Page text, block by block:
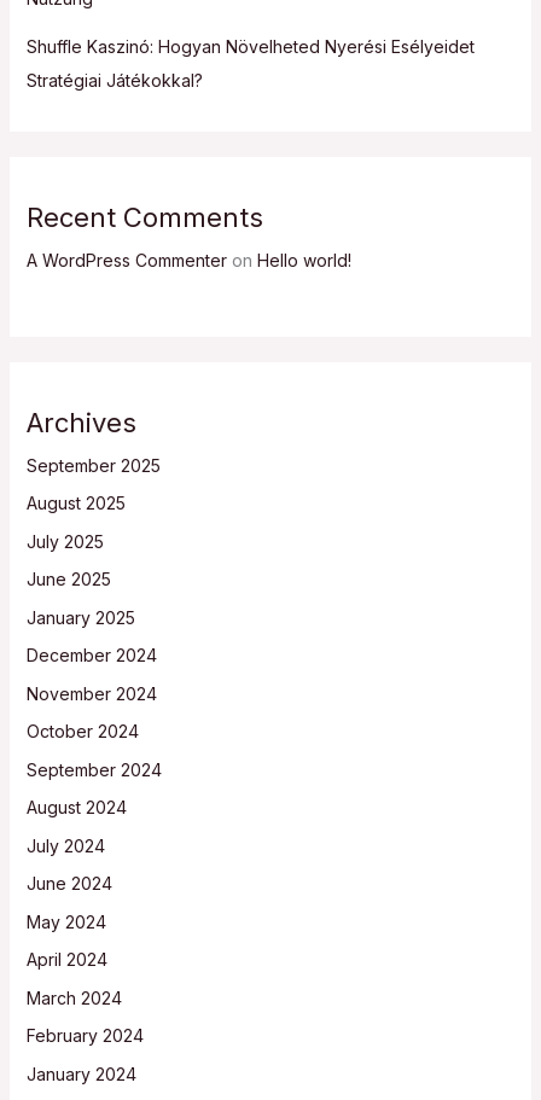
Shuffle Kaszinó: Hogyan Növelheted Nyerési Esélyeidet
Stratégiai Játékokkal?
Recent Comments
A WordPress Commenteron Hello world!
Archives
September 2025
August 2025
July 2025
June 2025
January 2025
December 2024
November 2024
October 2024
September 2024
August 2024
July 2024
June 2024
May 2024
April 2024
March 2024
February 2024
January 2024